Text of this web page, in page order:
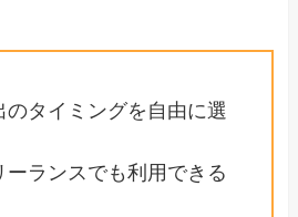
のタイミングを自由に選
ーランスでも利用できる